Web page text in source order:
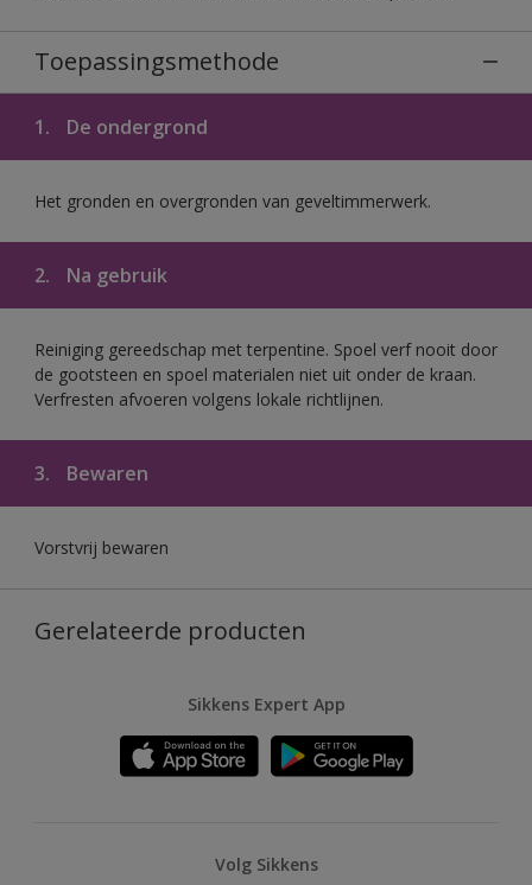
Toepassingsmethode
1. De ondergrond
Het gronden en overgronden van geveltimmerwerk.
2. Na gebruik
Reiniging gereedschap met terpentine. Spoel verf nooit door
de gootsteen en spoel materialen niet uit onder de kraan.
Verfresten afvoeren volgens lokale richtlijnen.
3. Bewaren
Vorstvrij bewaren
Gerelateerde producten
Sikkens Expert App
Volg Sikkens